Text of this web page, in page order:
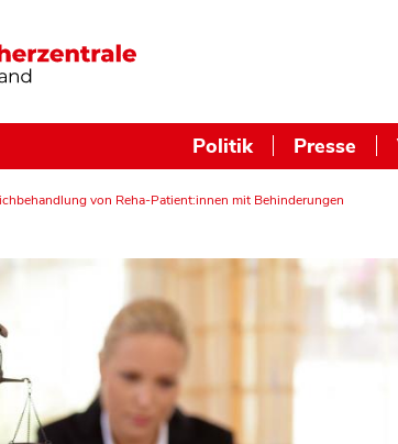
Politik Presse
von Reha-Patient:innen mit Behinderungen